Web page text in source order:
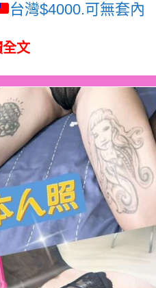
台灣$4000.可無套內
全文